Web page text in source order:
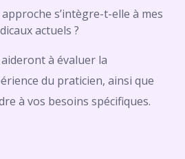
s’intègre-t-elle à mes
actuels ?
à évaluer la
du praticien, ainsi que
à vos besoins spécifiques.